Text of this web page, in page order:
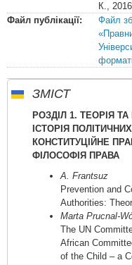
К.,
Файл публікації:
Файл
ЗМІСТ
РОЗДІЛ 1. ТЕОРІЯ
ІСТОРІЯ
КОНСТИТУЦІЙНЕ
ФІЛОСОФІЯ ПРАВА
A. Frantsuz
Prevention and
Authorities:
Marta Prucnal-
The UN
African
of the Child – a